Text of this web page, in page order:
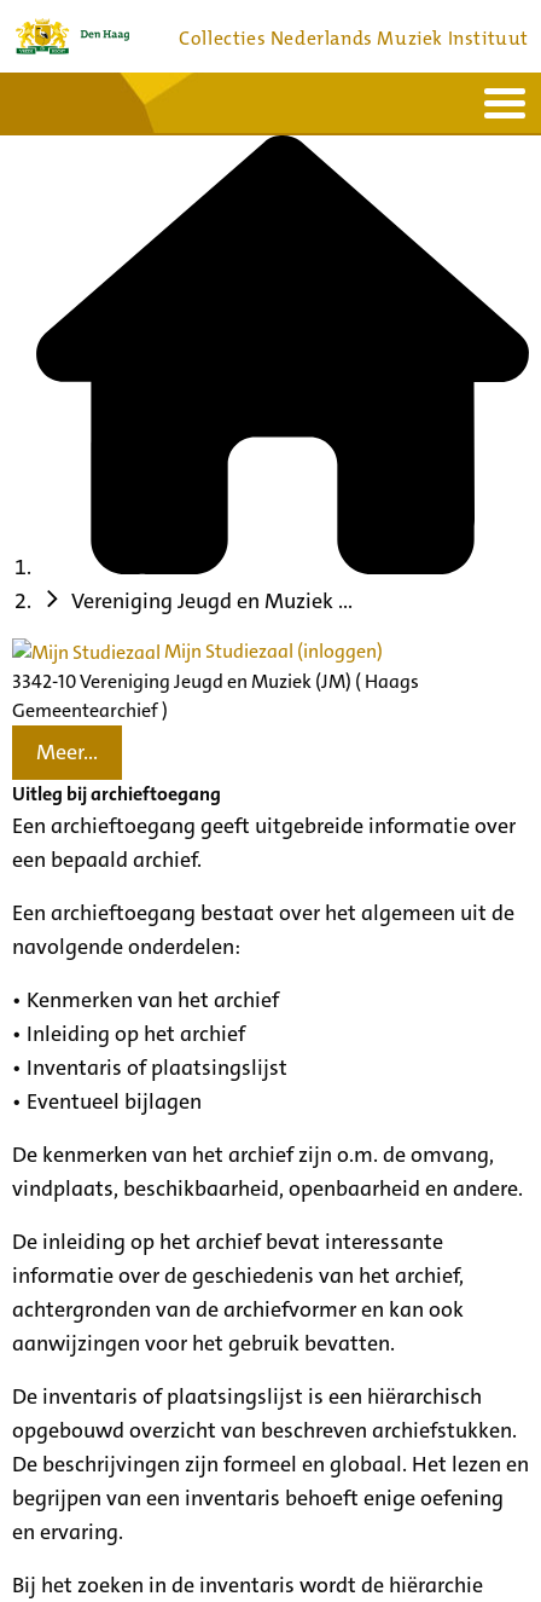
Collecties Nederlands Muziek Instituut
Bronnen en collecties
Vereniging Jeugd en Muziek ...
Mijn Studiezaal (inloggen)
3342-10 Vereniging Jeugd en Muziek (JM) ( Haags
Gemeentearchief )
Meer...
Uitleg bij archieftoegang
Een archieftoegang geeft uitgebreide informatie over
een bepaald archief.
Een archieftoegang bestaat over het algemeen uit de
navolgende onderdelen:
• Kenmerken van het archief
• Inleiding op het archief
• Inventaris of plaatsingslijst
• Eventueel bijlagen
De kenmerken van het archief zijn o.m. de omvang,
vindplaats, beschikbaarheid, openbaarheid en andere.
De inleiding op het archief bevat interessante
informatie over de geschiedenis van het archief,
achtergronden van de archiefvormer en kan ook
aanwijzingen voor het gebruik bevatten.
De inventaris of plaatsingslijst is een hiërarchisch
opgebouwd overzicht van beschreven archiefstukken.
De beschrijvingen zijn formeel en globaal. Het lezen en
begrijpen van een inventaris behoeft enige oefening
en ervaring.
Bij het zoeken in de inventaris wordt de hiërarchie